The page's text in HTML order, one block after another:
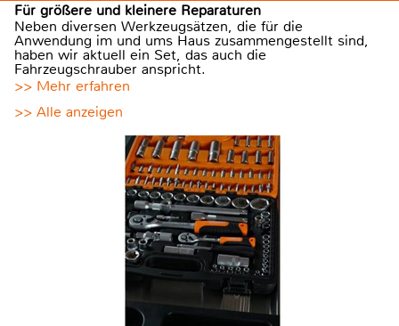
Für größere und kleinere Reparaturen
Neben diversen Werkzeugsätzen, die für die
Anwendung im und ums Haus zusammengestellt sind,
haben wir aktuell ein Set, das auch die
Fahrzeugschrauber anspricht.
>> Mehr erfahren
>> Alle anzeigen